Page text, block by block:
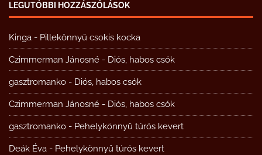
LEGUTÓBBI HOZZÁSZÓLÁSOK
Kinga - Pillekönnyű csokis kocka
Czimmerman Jánosné - Diós, habos csók
gasztromanko - Diós, habos csók
Czimmerman Jánosné - Diós, habos csók
gasztromanko - Pehelykönnyű túrós kevert
Deák Éva - Pehelykönnyű túrós kevert